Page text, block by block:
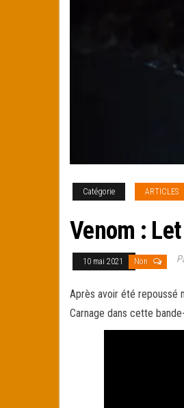
Catégorie ARTICLES
Venom :
10 mai 2021 Non
Après avoir été repoussé
Carnage dans cette